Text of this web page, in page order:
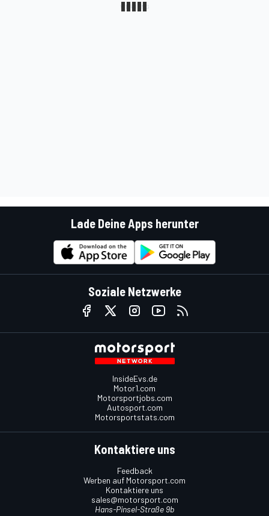
Lade Deine Apps herunter
Soziale Netzwerke
InsideEvs.de
Motor1.com
Motorsportjobs.com
Autosport.com
Motorsportstats.com
Kontaktiere uns
Feedback
Werben auf Motorsport.com
Kontaktiere uns
sales@motorsport.com
Hans-Pinsel-Straße 9b